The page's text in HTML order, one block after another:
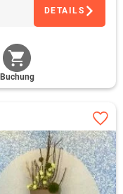
DETAILS
Buchung